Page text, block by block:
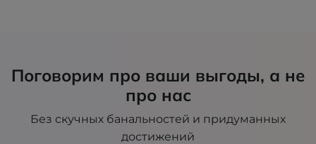
Поговорим про ваши выгоды, а не
про нас
Без скучных банальностей и придуманных
достижений